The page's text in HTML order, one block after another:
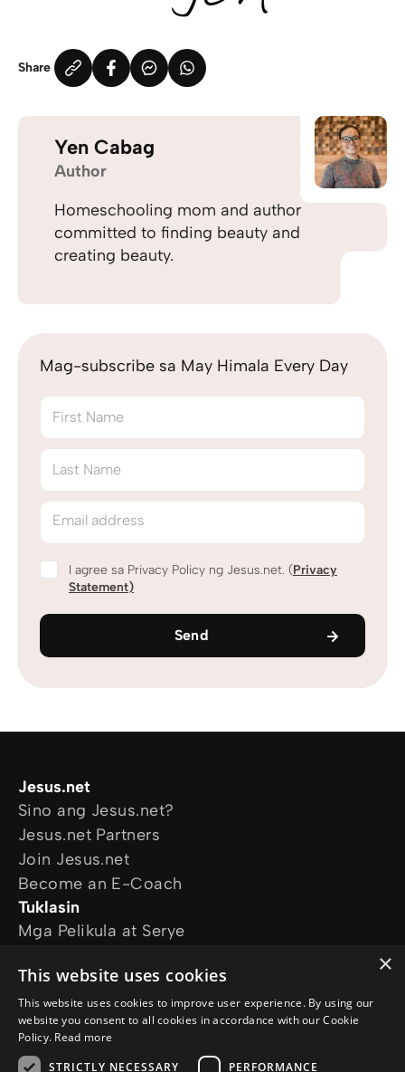
Share
Yen Cabag
Author
Homeschooling mom and author
committed to finding beauty and
creating beauty.
Mag-subscribe sa May Himala Every Day
First Name
Last Name
Email address
I agree sa Privacy Policy ng Jesus.net. (Privacy
Statement)
Send
Jesus.net
Sino ang Jesus.net?
Jesus.net Partners
Join Jesus.net
Become an E-Coach
Tuklasin
Mga Pelikula at Serye
Magtanong
Mga Katanungan
Sundan kami
×
This website uses cookies
This website uses cookies to improve user experience. By using our
website you consent to all cookies in accordance with our Cookie
Policy. Read more
STRICTLY NECESSARY
PERFORMANCE